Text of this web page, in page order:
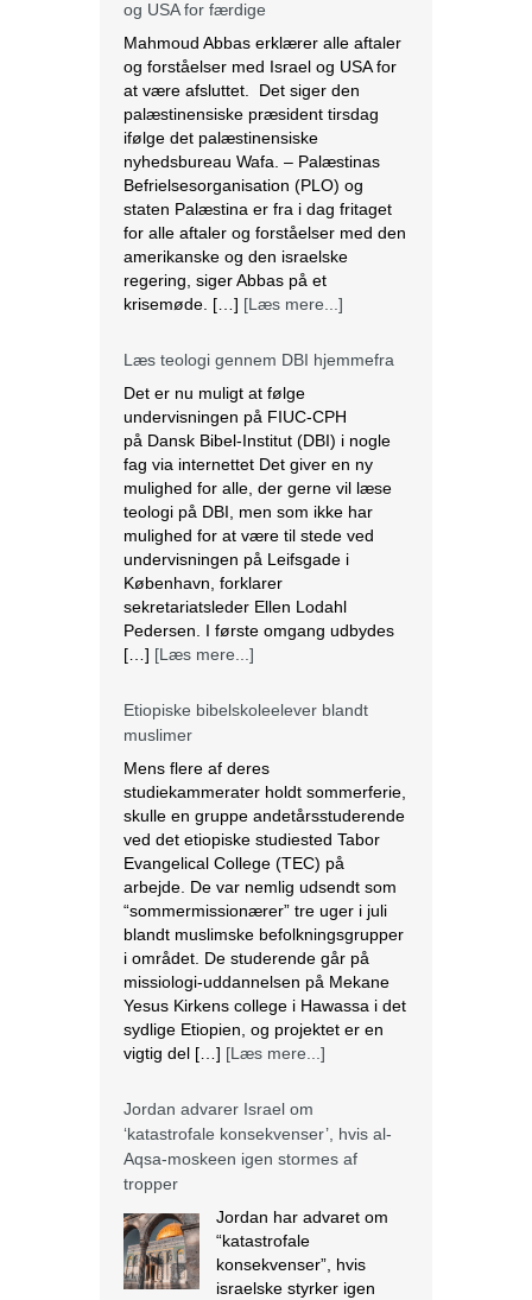
og USA for færdige
Mahmoud Abbas erklærer alle aftaler
og forståelser med Israel og USA for
at være afsluttet. Det siger den
palæstinensiske præsident tirsdag
ifølge det palæstinensiske
nyhedsbureau Wafa. – Palæstinas
Befrielsesorganisation (PLO) og
staten Palæstina er fra i dag fritaget
for alle aftaler og forståelser med den
amerikanske og den israelske
regering, siger Abbas på et
krisemøde. […] [Læs mere...]
Læs teologi gennem DBI hjemmefra
Det er nu muligt at følge
undervisningen på FIUC-CPH
på Dansk Bibel-Institut (DBI) i nogle
fag via internettet Det giver en ny
mulighed for alle, der gerne vil læse
teologi på DBI, men som ikke har
mulighed for at være til stede ved
undervisningen på Leifsgade i
København, forklarer
sekretariatsleder Ellen Lodahl
Pedersen. I første omgang udbydes
[…] [Læs mere...]
Etiopiske bibelskoleelever blandt
muslimer
Mens flere af deres
studiekammerater holdt sommerferie,
skulle en gruppe andetårsstuderende
ved det etiopiske studiested Tabor
Evangelical College (TEC) på
arbejde. De var nemlig udsendt som
“sommermissionærer” tre uger i juli
blandt muslimske befolkningsgrupper
i området. De studerende går på
missiologi-uddannelsen på Mekane
Yesus Kirkens college i Hawassa i det
sydlige Etiopien, og projektet er en
vigtig del […] [Læs mere...]
Jordan advarer Israel om
‘katastrofale konsekvenser’, hvis al-
Aqsa-moskeen igen stormes af
tropper
Jordan har advaret om
“katastrofale
konsekvenser”, hvis
israelske styrker igen